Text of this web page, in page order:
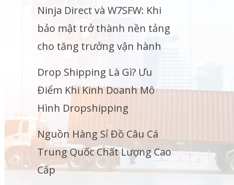
Ninja Direct và W7SFW: Khi
bảo mật trở thành nền tảng
cho tăng trưởng vận hành
Drop Shipping Là Gì? Ưu
Điểm Khi Kinh Doanh Mô
Hình Dropshipping
Nguồn Hàng Sỉ Đồ Câu Cá
Trung Quốc Chất Lượng Cao
Cấp